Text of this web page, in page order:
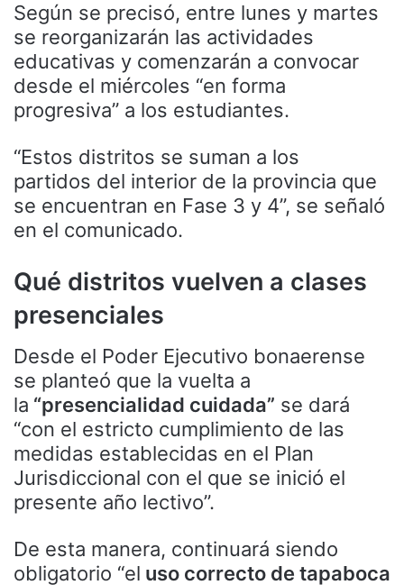
Según se precisó, entre lunes y martes
se reorganizarán las actividades
educativas y comenzarán a convocar
desde el miércoles “en forma
progresiva” a los estudiantes.
“Estos distritos se suman a los
partidos del interior de la provincia que
se encuentran en Fase 3 y 4”, se señaló
en el comunicado.
Qué distritos vuelven a clases
presenciales
Desde el Poder Ejecutivo bonaerense
se planteó que la vuelta a
la “presencialidad cuidada” se dará
“con el estricto cumplimiento de las
medidas establecidas en el Plan
Jurisdiccional con el que se inició el
presente año lectivo”.
De esta manera, continuará siendo
obligatorio “el uso correcto de tapaboca